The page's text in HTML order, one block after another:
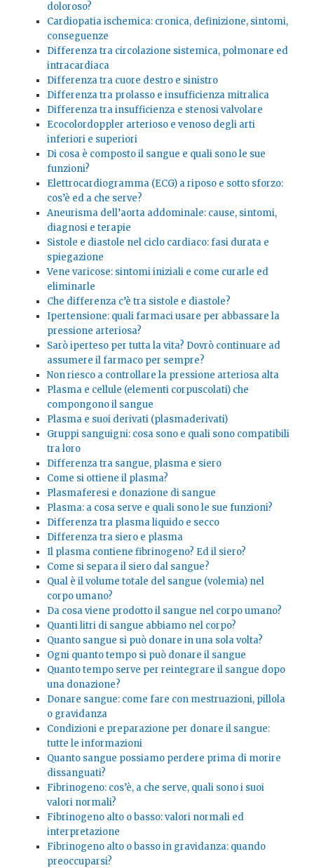
doloroso?
Cardiopatia ischemica: cronica, definizione, sintomi,
conseguenze
Differenza tra circolazione sistemica, polmonare ed
intracardiaca
Differenza tra cuore destro e sinistro
Differenza tra prolasso e insufficienza mitralica
Differenza tra insufficienza e stenosi valvolare
Ecocolordoppler arterioso e venoso degli arti
inferiori e superiori
Di cosa è composto il sangue e quali sono le sue
funzioni?
Elettrocardiogramma (ECG) a riposo e sotto sforzo:
cos’è ed a che serve?
Aneurisma dell’aorta addominale: cause, sintomi,
diagnosi e terapie
Sistole e diastole nel ciclo cardiaco: fasi durata e
spiegazione
Vene varicose: sintomi iniziali e come curarle ed
eliminarle
Che differenza c’è tra sistole e diastole?
Ipertensione: quali farmaci usare per abbassare la
pressione arteriosa?
Sarò iperteso per tutta la vita? Dovrò continuare ad
assumere il farmaco per sempre?
Non riesco a controllare la pressione arteriosa alta
Plasma e cellule (elementi corpuscolati) che
compongono il sangue
Plasma e suoi derivati (plasmaderivati)
Gruppi sanguigni: cosa sono e quali sono compatibili
tra loro
Differenza tra sangue, plasma e siero
Come si ottiene il plasma?
Plasmaferesi e donazione di sangue
Plasma: a cosa serve e quali sono le sue funzioni?
Differenza tra plasma liquido e secco
Differenza tra siero e plasma
Il plasma contiene fibrinogeno? Ed il siero?
Come si separa il siero dal sangue?
Qual è il volume totale del sangue (volemia) nel
corpo umano?
Da cosa viene prodotto il sangue nel corpo umano?
Quanti litri di sangue abbiamo nel corpo?
Quanto sangue si può donare in una sola volta?
Ogni quanto tempo si può donare il sangue
Quanto tempo serve per reintegrare il sangue dopo
una donazione?
Donare sangue: come fare con mestruazioni, pillola
o gravidanza
Condizioni e preparazione per donare il sangue:
tutte le informazioni
Quanto sangue possiamo perdere prima di morire
dissanguati?
Fibrinogeno: cos’è, a che serve, quali sono i suoi
valori normali?
Fibrinogeno alto o basso: valori normali ed
interpretazione
Fibrinogeno alto o basso in gravidanza: quando
preoccuparsi?